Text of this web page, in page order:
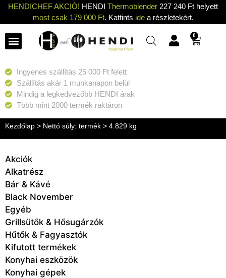
HENDICHEF AKCIÓ! HENDI Thermoblender 227 240 Ft helyett
most csak 179 000 Ft. Kattints idea részletekért.
0
Ingyenes szállítás 25 000 Ft felett
Szállítás akár 1 munkanapon belül
Mindig a legkedvezőbb HENDI árak
Több mint 2000 termék raktáron
Kezdőlap > Nettó súly: termék > 4.829 kg
Akciók
Alkatrész
Bár & Kávé
Black November
Egyéb
Grillsütők & Hősugárzók
Hűtők & Fagyasztók
Kifutott termékek
Konyhai eszközök
Konyhai gépek